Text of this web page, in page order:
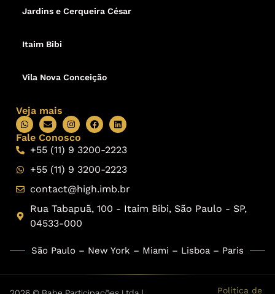
Jardins e Cerqueira César
Itaim Bibi
Vila Nova Conceição
Veja mais
Fale Conosco
+55 (11) 9 3200-2223
+55 (11) 9 3200-2223
contact@high.imb.br
Rua Tabapuã, 100 - Itaim Bibi, São Paulo - SP,
04533-000
São Paulo – New York – Miami – Lisboa – Paris
Política de